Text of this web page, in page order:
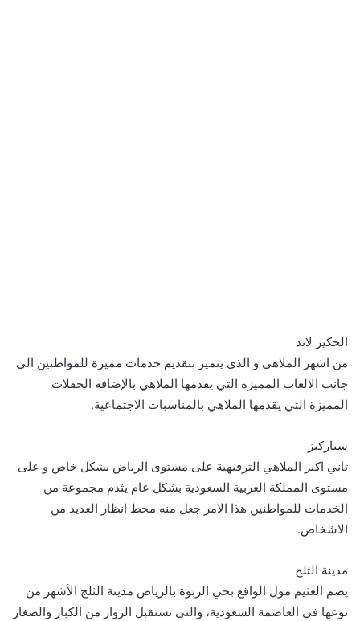
الحكير لاند
من اشهر الملاهي و الذي يتميز بتقديم خدمات مميزة للمواطنين الى
جانب الالعاب المميزة التي يقدمها الملاهي بالإضافة الحفلات
المميزة التي يقدمها الملاهي بالمناسبات الاجتماعية.
سباركيز
ثاني اكبر الملاهي الترفيهية على مستوى الرياض بشكل خاص و على
مستوى المملكة العربية السعودية بشكل عام يثدم مجموعة من
الخدمات للمواطنين هذا الامر جعل منه محط انظار العديد من
الاشخاص.
مدينة الثلج
يضم العثيم مول الواقع بحي الربوة بالرياض مدينة الثلج الأشهر من
نوعها في العاصمة السعودية، والتي تستقبل الزوار من الكبار والصغار